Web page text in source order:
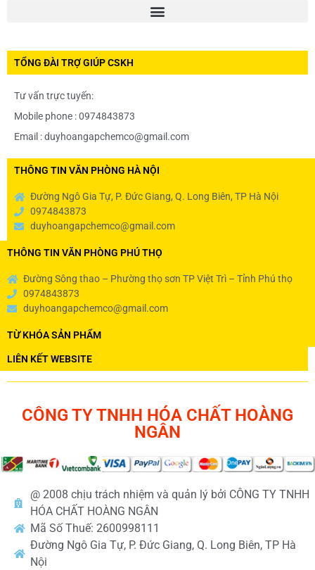
TỔNG ĐÀI TRỢ GIÚP CSKH
Tư vấn trực tuyến:
Mobile phone : 0974843873
Email : duyhoangapchemco@gmail.com
THÔNG TIN VĂN PHÒNG HÀ NỘI
Đường Ngô Gia Tự, P. Đức Giang, Q. Long Biên, TP Hà Nội
0974843873
duyhoangapchemco@gmail.com
THÔNG TIN VĂN PHÒNG PHÚ THỌ
Đường Sông thao – Phường thọ sơn TP Việt Trì – Tỉnh Phú thọ
0974843873
duyhoangapchemco@gmail.com
TỪ KHÓA SẢN PHẨM
LIÊN KẾT WEBSITE
CÔNG TY TNHH HÓA CHẤT HOÀNG
NGÂN
@ 2008 chịu trách nhiệm và quản lý bởi CÔNG TY TNHH
HÓA CHẤT HOÀNG NGÂN
Mã Số Thuế: 2600998111
Đường Ngô Gia Tự, P. Đức Giang, Q. Long Biên, TP Hà
Nội